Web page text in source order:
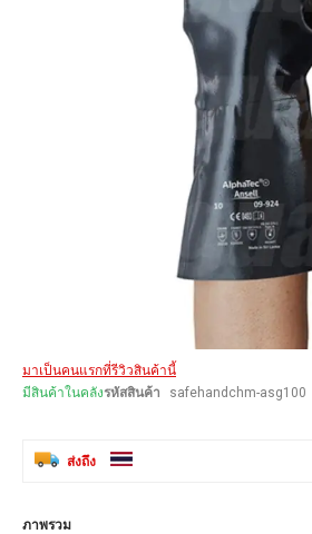
images
มาเป็นคนแรกที่รีวิวสินค้านี้
มีสินค้าในคลังรหัสสินค้า safehandchm-asg100
ส่งถึง
ภาพรวม